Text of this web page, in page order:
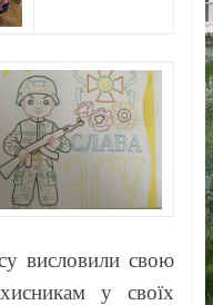
висловили свою
у своїх